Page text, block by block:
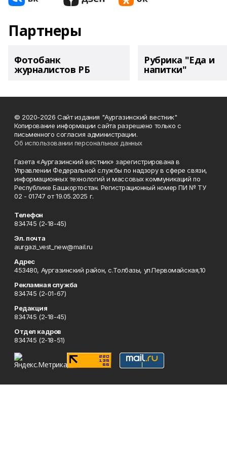
Партнеры
Фотобанк
журналистов РБ
Рубрика "Еда и
напитки"
© 2020-2026 Сайт издания "Аургазинский вестник"
Копирование информации сайта разрешено только с
письменного согласия администрации.
Об использовании персональных данных
Газета «Аургазинский вестник» зарегистрирована в
Управлении Федеральной службы по надзору в сфере связи,
информационных технологий и массовых коммуникаций по
Республике Башкортостан. Регистрационный номер ПИ № ТУ
02 - 01747 от 19.05.2025 г.
Телефон
834745 (2-18-45)
Эл. почта
aurgazi_vest_new@mail.ru
Адрес
453480, Аургазинский район, с.Толбазы, ул.Первомайская,10
Рекламная служба
834745 (2-01-67)
Редакция
834745 (2-18-45)
Отдел кадров
834745 (2-18-51)